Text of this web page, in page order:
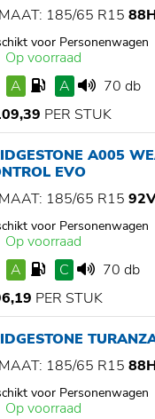
MAAT: 185/65 R15
voor Personenwagen
Op voorraad
A
A
70 db
PER STUK
A005
EVO
MAAT: 185/65 R15
voor Personenwagen
Op voorraad
A
C
70 db
PER STUK
MAAT: 185/65 R15
voor Personenwagen
Op voorraad